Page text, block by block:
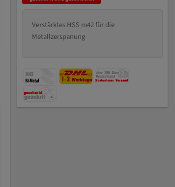
Verstärktes HSS m42 für die
Metallzerspanung